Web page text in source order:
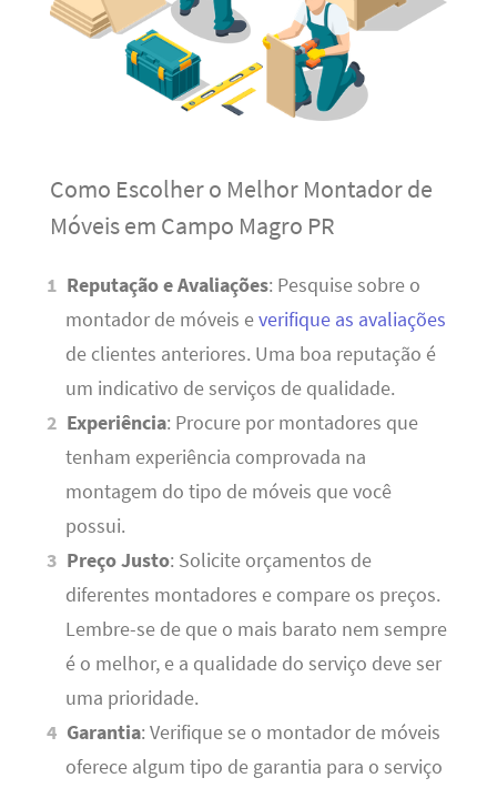
Como Escolher o Melhor Montador de
Móveis em Campo Magro PR
Reputação e Avaliações: Pesquise sobre o
montador de móveis everifique as avaliações
de clientes anteriores. Uma boa reputação é
um indicativo de serviços de qualidade.
Experiência: Procure por montadores que
tenham experiência comprovada na
montagem do tipo de móveis que você
possui.
Preço Justo: Solicite orçamentos de
diferentes montadores e compare os preços.
Lembre-se de que o mais barato nem sempre
é o melhor, e a qualidade do serviço deve ser
uma prioridade.
Garantia: Verifique se o montador de móveis
oferece algum tipo de garantia para o serviço